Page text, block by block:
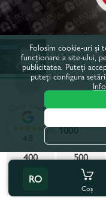
Codul produsului:50780
Latime, mm:1000
400
500
900
1000
RO
Coș
4.8
Folosim cookie-uri și
funcționare a site-ului,
publicitatea. Puteți
puteți configura